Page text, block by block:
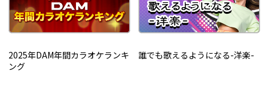
2025年DAM年間カラオケランキ
ング
誰でも歌えるようになる-洋楽-